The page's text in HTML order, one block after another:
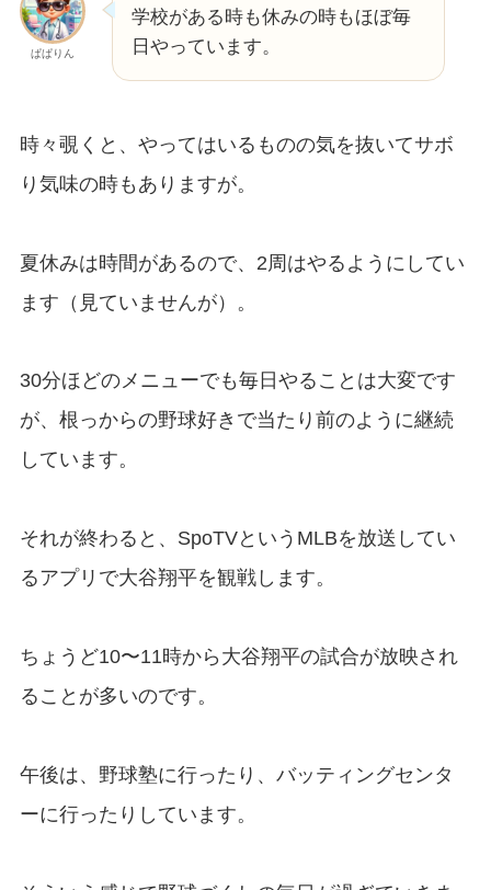
ぱぱりん
学校がある時も休みの時もほぼ毎
日やっています。
時々覗くと、やってはいるものの気を抜いてサボ
り気味の時もありますが。
夏休みは時間があるので、2周はやるようにしてい
ます（見ていませんが）。
30分ほどのメニューでも毎日やることは大変です
が、根っからの野球好きで当たり前のように継続
しています。
それが終わると、SpoTVというMLBを放送してい
るアプリで大谷翔平を観戦します。
ちょうど10〜11時から大谷翔平の試合が放映され
ることが多いのです。
午後は、野球塾に行ったり、バッティングセンタ
ーに行ったりしています。